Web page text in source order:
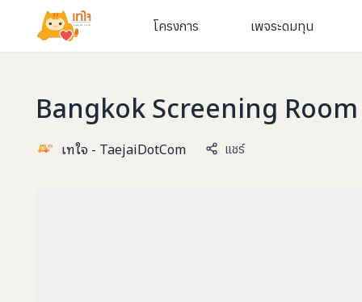
โครงการ เพจระดมทุน
Bangkok Screening
เทใจ - TaejaiDotCom แชร์